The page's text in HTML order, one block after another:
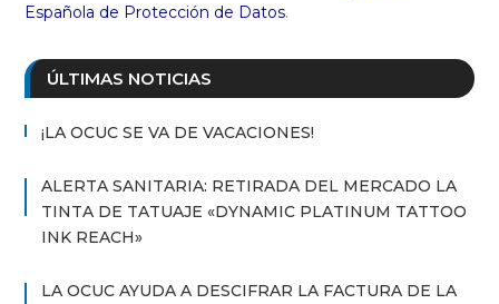
Española de Protección de Datos.
ÚLTIMAS NOTICIAS
¡LA OCUC SE VA DE VACACIONES!
ALERTA SANITARIA: RETIRADA DEL MERCADO LA
TINTA DE TATUAJE «DYNAMIC PLATINUM TATTOO
INK REACH»
LA OCUC AYUDA A DESCIFRAR LA FACTURA DE LA